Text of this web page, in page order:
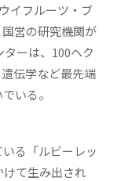
イフルーツ・ブ
営の研究機関が
ーは、100ヘク
伝学など最先端
いる。
る「ルビーレッ
けて生み出され